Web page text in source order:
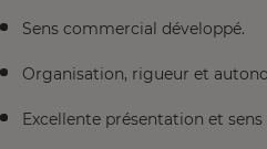
Sens commercial développé.
Organisation, rigueur et
Excellente présentation et